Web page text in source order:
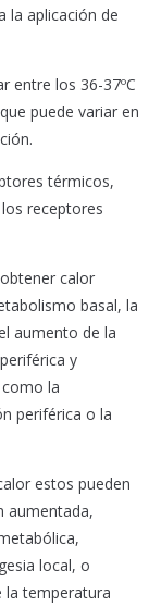
la aplicación de
entre los 36-37ºC
puede variar en
térmicos,
receptores
calor
basal, la
aumento de la
y
la
periférica o la
estos pueden
aumentada,
local, o
la temperatura